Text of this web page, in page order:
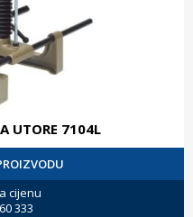
UTORE 7104L
cijenu
333